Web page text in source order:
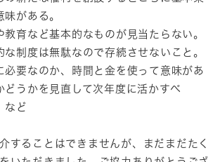
味がある。
教育など基本的なものが見当たらない。
な制度は無駄なので存続させないこと。
必要なのか、時間と金を使って意味があ
どうかを見直して次年度に活かすべ
ど
することはできませんが、まだまだたく